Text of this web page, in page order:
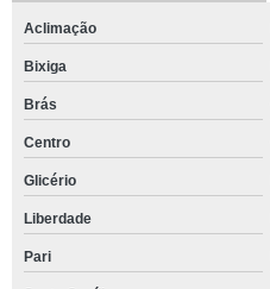
Aclimação
Bixiga
Brás
Centro
Glicério
Liberdade
Pari